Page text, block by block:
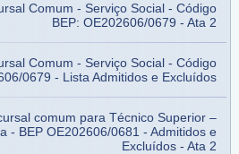
Comum - Serviço Social - Código
BEP: OE202606/0679 - Ata 2
Comum - Serviço Social - Código
0679 - Lista Admitidos e Excluídos
comum para Técnico Superior –
- BEP OE202606/0681 - Admitidos e
Excluídos - Ata 2